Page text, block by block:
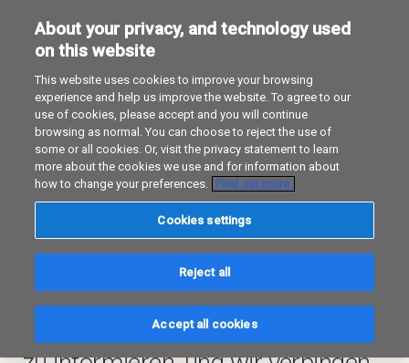
Sprechen Sie miteinem
Experten
Nutzen Sie dieses Formular, um
sich über unsere Dienstleistungen
About your privacy, and technology used
on this website
This website uses cookies to improve your browsing
experience and help us improve the website. To agree to our
use of cookies, please accept and you will continue
browsing as normal. You can choose to reject the use of
some or all cookies. Or, visit the privacy statement to learn
more about the cookies we use and for information about
how to change your preferences. Find out more.
Cookies settings
Reject all
Accept all cookies